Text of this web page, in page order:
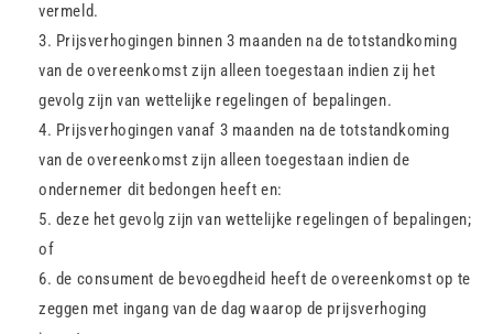
vermeld.
Prijsverhogingen binnen 3 maanden na de totstandkoming
van de overeenkomst zijn alleen toegestaan indien zij het
gevolg zijn van wettelijke regelingen of bepalingen.
Prijsverhogingen vanaf 3 maanden na de totstandkoming
van de overeenkomst zijn alleen toegestaan indien de
ondernemer dit bedongen heeft en:
deze het gevolg zijn van wettelijke regelingen of bepalingen;
of
de consument de bevoegdheid heeft de overeenkomst op te
zeggen met ingang van de dag waarop de prijsverhoging